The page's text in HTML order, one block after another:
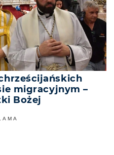
migracyjnym –
Bożej